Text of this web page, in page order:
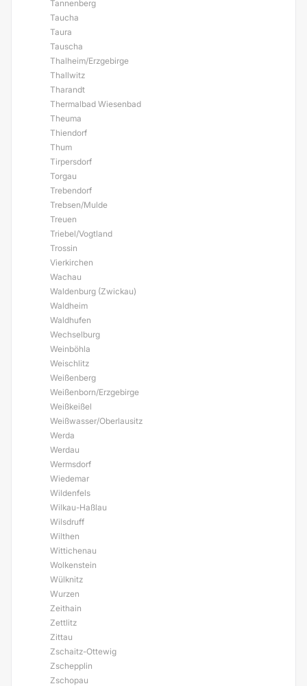
Tannenberg
Taucha
Taura
Tauscha
Thalheim/Erzgebirge
Thallwitz
Tharandt
Thermalbad Wiesenbad
Theuma
Thiendorf
Thum
Tirpersdorf
Torgau
Trebendorf
Trebsen/Mulde
Treuen
Triebel/Vogtland
Trossin
Vierkirchen
Wachau
Waldenburg (Zwickau)
Waldheim
Waldhufen
Wechselburg
Weinböhla
Weischlitz
Weißenberg
Weißenborn/Erzgebirge
Weißkeißel
Weißwasser/Oberlausitz
Werda
Werdau
Wermsdorf
Wiedemar
Wildenfels
Wilkau-Haßlau
Wilsdruff
Wilthen
Wittichenau
Wolkenstein
Wülknitz
Wurzen
Zeithain
Zettlitz
Zittau
Zschaitz-Ottewig
Zschepplin
Zschopau